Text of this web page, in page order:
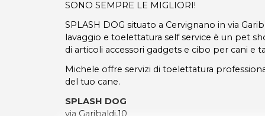
SONO SEMPRE LE MIGLIORI!
SPLASH DOG situato a Cervignano in via
lavaggio e toelettatura self service è un pet
di articoli accessori gadgets e cibo per cani e
Michele offre servizi di toelettatura
del tuo cane.
SPLASH DOG
via Garibaldi,10